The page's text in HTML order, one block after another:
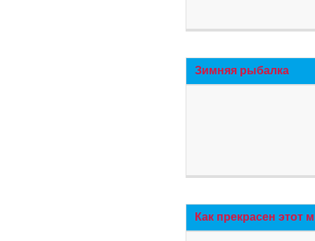
Зимняя рыбалка
Как прекрасен этот